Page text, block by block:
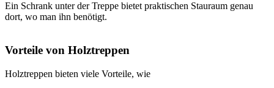
Ein Schrank unter der Treppe bietet praktischen Stauraum genau
dort, wo man ihn benötigt.
Vorteile von Holztreppen
Holztreppen bieten viele Vorteile, wie